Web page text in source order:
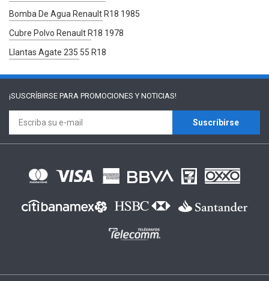
Bomba De Agua Renault R18 1985
Cubre Polvo Renault R18 1978
Llantas Agate 235 55 R18
¡SUSCRÍBIRSE PARA PROMOCIONES Y NOTICIAS!
Suscríbirse